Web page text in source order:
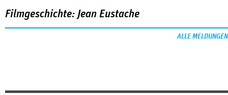
Filmgeschichte: Jean Eustache
ALLE MELDUNGEN